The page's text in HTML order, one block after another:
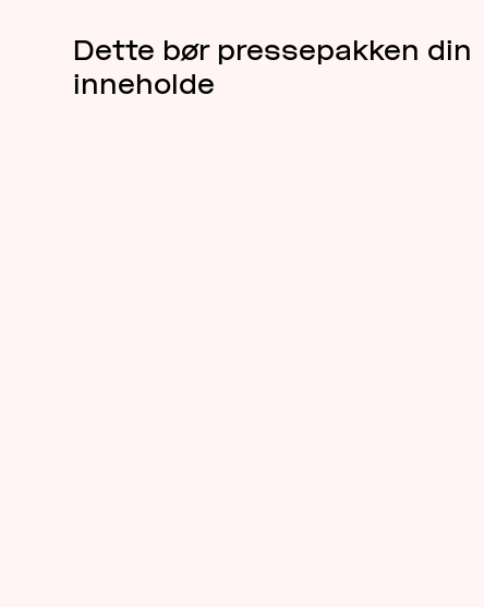
Dette bør pressepakken din
inneholde